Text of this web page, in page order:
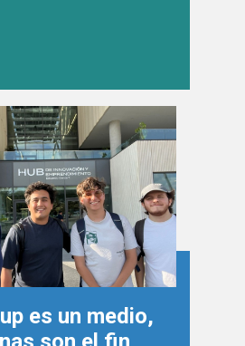
es un medio,